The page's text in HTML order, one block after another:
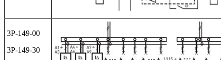
3Р-149-00
3Р-149-30